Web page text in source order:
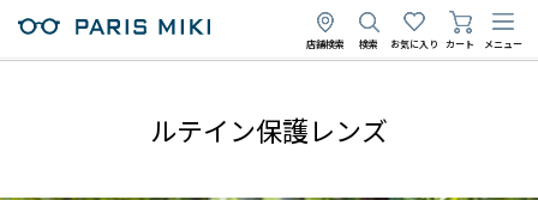
店舗検索 検索 お気に入り カート メニュー
ルテイン保護レンズ